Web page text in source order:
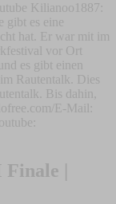
Kilianoo1887:
es eine
hat. Er war mit im
vor Ort
es gibt einen
Rautentalk. Dies
Bis dahin,
E-Mail:
|